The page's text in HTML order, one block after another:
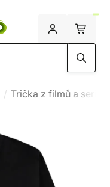
Trička z filmů a seriálů